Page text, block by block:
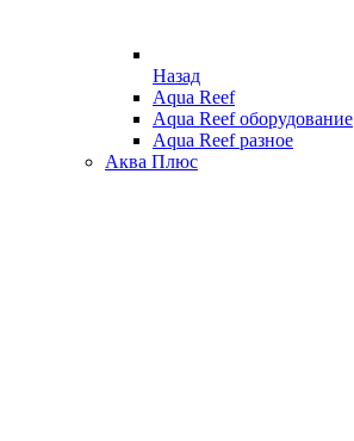
Назад
Aqua Reef
Aqua Reef оборудование
Aqua Reef разное
Аква Плюс